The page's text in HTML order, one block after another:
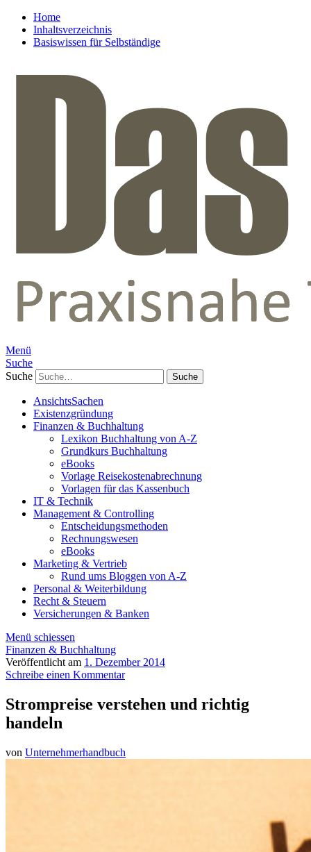
Home
Inhaltsverzeichnis
Basiswissen für Selbständige
Menü
Suche
Suche
AnsichtsSachen
Existenzgründung
Finanzen & Buchhaltung
Lexikon Buchhaltung von A-Z
Grundkurs Buchhaltung
eBooks
Vorlage Reisekostenabrechnung
Vorlagen für das Kassenbuch
IT & Technik
Management & Controlling
Entscheidungsmethoden
Rechnungswesen
eBooks
Marketing & Vertrieb
Rund ums Bloggen von A-Z
Personal & Weiterbildung
Recht & Steuern
Versicherungen & Banken
Menü schiessen
Finanzen & Buchhaltung
Veröffentlicht am 1. Dezember 2014
Schreibe einen Kommentar
Strompreise verstehen und richtig
handeln
von Unternehmerhandbuch